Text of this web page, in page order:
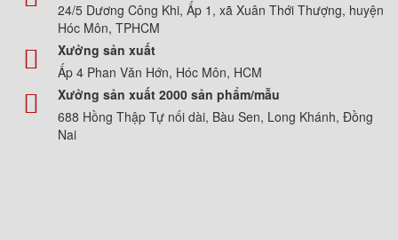
24/5 Dương Công Khi, Ấp 1, xã Xuân Thới Thượng, huyện
Hóc Môn, TPHCM
Xưởng sản xuất
Ấp 4 Phan Văn Hớn, Hóc Môn, HCM
Xưởng sản xuất 2000 sản phẩm/mẫu
688 Hồng Thập Tự nối dài, Bàu Sen, Long Khánh, Đồng
Nai